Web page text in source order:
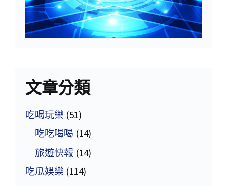
文章分類
吃喝玩樂 (51)
吃吃喝喝 (14)
旅遊快報 (14)
吃瓜娛樂 (114)